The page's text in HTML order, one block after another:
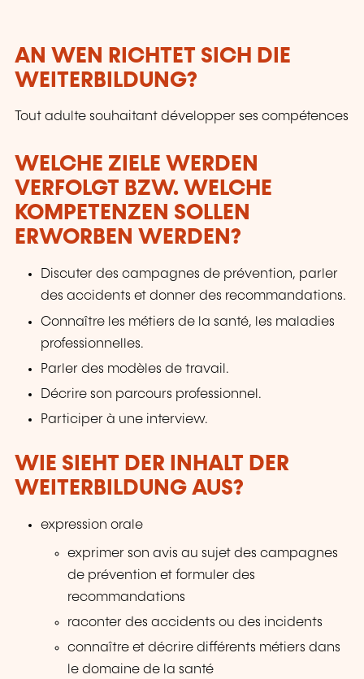
AN WEN RICHTET SICH DIE
WEITERBILDUNG?
Tout adulte souhaitant développer ses compétences
WELCHE ZIELE WERDEN
VERFOLGT BZW. WELCHE
KOMPETENZEN SOLLEN
ERWORBEN WERDEN?
Discuter des campagnes de prévention, parler
des accidents et donner des recommandations.
Connaître les métiers de la santé, les maladies
professionnelles.
Parler des modèles de travail.
Décrire son parcours professionnel.
Participer à une interview.
WIE SIEHT DER INHALT DER
WEITERBILDUNG AUS?
expression orale
exprimer son avis au sujet des campagnes
de prévention et formuler des
recommandations
raconter des accidents ou des incidents
connaître et décrire différents métiers dans
le domaine de la santé